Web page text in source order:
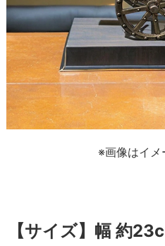
※画像はイメ
【サイズ】幅 約